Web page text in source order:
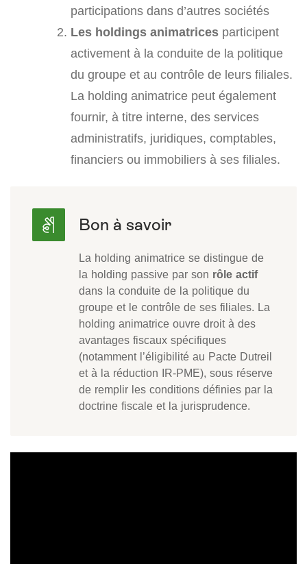
participations dans d’autres sociétés
Les holdings animatrices participent
activement à la conduite de la politique
du groupe et au contrôle de leurs filiales.
La holding animatrice peut également
fournir, à titre interne, des services
administratifs, juridiques, comptables,
financiers ou immobiliers à ses filiales.
La holding animatrice se distingue de
la holding passive par son rôle actif
dans la conduite de la politique du
groupe et le contrôle de ses filiales. La
holding animatrice ouvre droit à des
avantages fiscaux spécifiques
(notamment l’éligibilité au Pacte Dutreil
et à la réduction IR-PME), sous réserve
de remplir les conditions définies par la
doctrine fiscale et la jurisprudence.